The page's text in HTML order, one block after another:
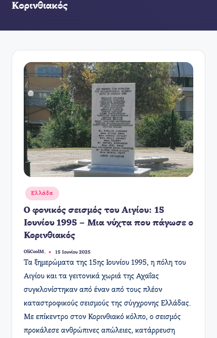
Κορινθιακός
Αναρτήθηκε
σε
Ελλάδα
Ο φονικός σεισμός του Αιγίου: 15
Ιουνίου 1995 – Μια νύχτα που πάγωσε ο
Κορινθιακός
Συγγραφέας:
OliCoolM. 15 Ιουνίου 2025
Τα ξημερώματα της 15ης Ιουνίου 1995, η πόλη του
Αιγίου και τα γειτονικά χωριά της Αχαΐας
συγκλονίστηκαν από έναν από τους πλέον
καταστροφικούς σεισμούς της σύγχρονης Ελλάδας.
Με επίκεντρο στον Κορινθιακό κόλπο, ο σεισμός
προκάλεσε ανθρώπινες απώλειες, κατάρρευση